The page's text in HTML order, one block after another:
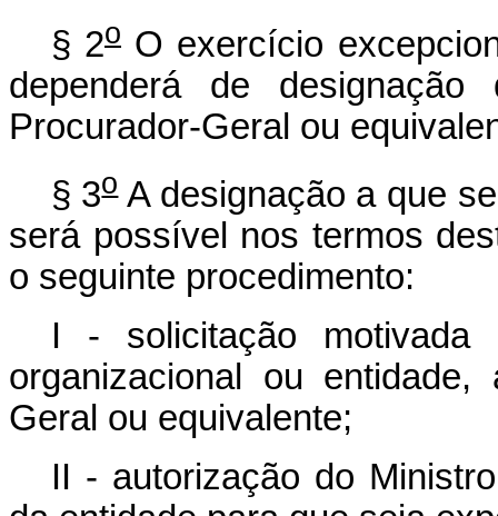
§ 2o O exercício
dependerá de
Procurador-Geral ou
§ 3oA designação a que
será possível nos termos
o seguinte procedimento:
I - solicitação motivada
organizacional ou
Geral ou equivalente;
II - autorização do